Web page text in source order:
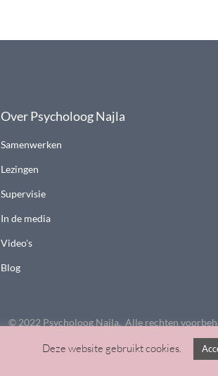
Over Psycholoog Najla
Samenwerken
Lezingen
Supervisie
In de media
Video's
Blog
© 2022 Psycholoog Najla. Alle rechten
Deze website gebruikt cookies.